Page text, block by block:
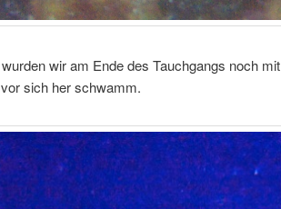
wir am Ende des Tauchgangs noch mit
sich her schwamm.